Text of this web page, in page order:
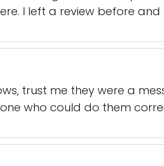
I left a review before and
trust me they were a
who could do them